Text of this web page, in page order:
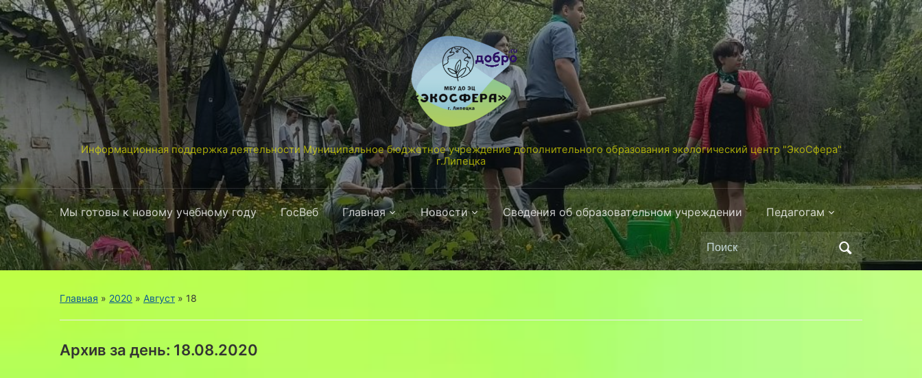
Информационная поддержка деятельности Муниципальное бюджетное учреждение дополнительного образования экологический центр "ЭкоСфера"
г.Липецка
Мы готовы к новому учебному году ГосВеб Главная Новости Сведения об образовательном учреждении Педагогам
Поиск
по:
Главная » 2020 » Август » 18
Архив за день: 18.08.2020